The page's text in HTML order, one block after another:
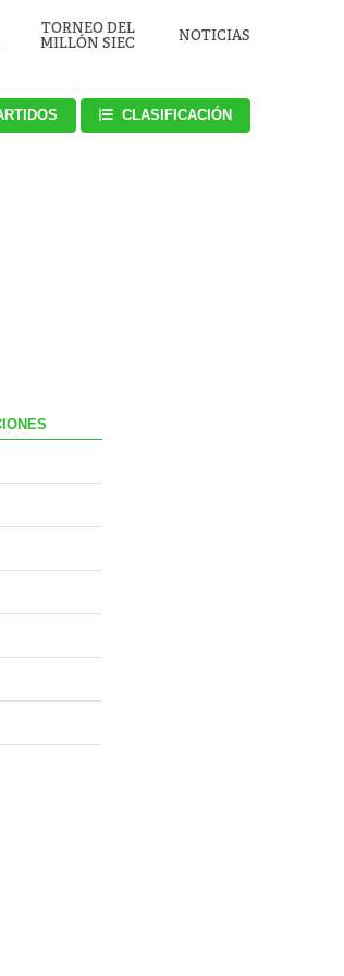
TORNEO DEL
MILLÓN SIEC
NOTICIAS
CLASIFICACIÓN